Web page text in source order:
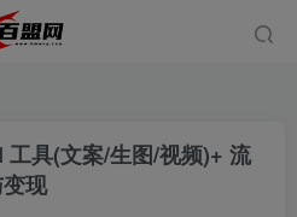
具(文案/生图/视频)+ 流
现